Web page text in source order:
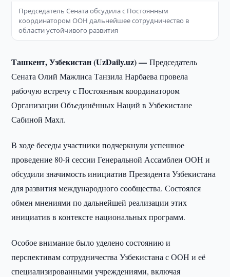
Председатель Сената обсудила с Постоянным
координатором ООН дальнейшее сотрудничество в
области устойчивого развития
Ташкент, Узбекистан (UzDaily.uz) —Председатель
Сената Олий Мажлиса Танзила Нарбаева провела
рабочую встречу с Постоянным координатором
Организации Объединённых Наций в Узбекистане
Сабиной Махл.
В ходе беседы участники подчеркнули успешное
проведение 80-й сессии Генеральной Ассамблеи ООН и
обсудили значимость инициатив Президента Узбекистана
для развития международного сообщества. Состоялся
обмен мнениями по дальнейшей реализации этих
инициатив в контексте национальных программ.
Особое внимание было уделено состоянию и
перспективам сотрудничества Узбекистана с ООН и её
специализированными учреждениями, включая